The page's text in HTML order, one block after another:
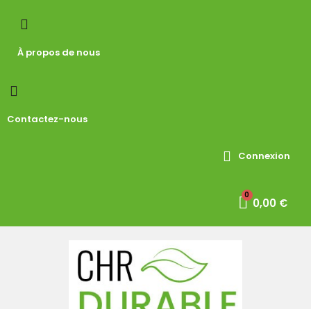
À propos de nous
Contactez-nous
Connexion
0,00 €